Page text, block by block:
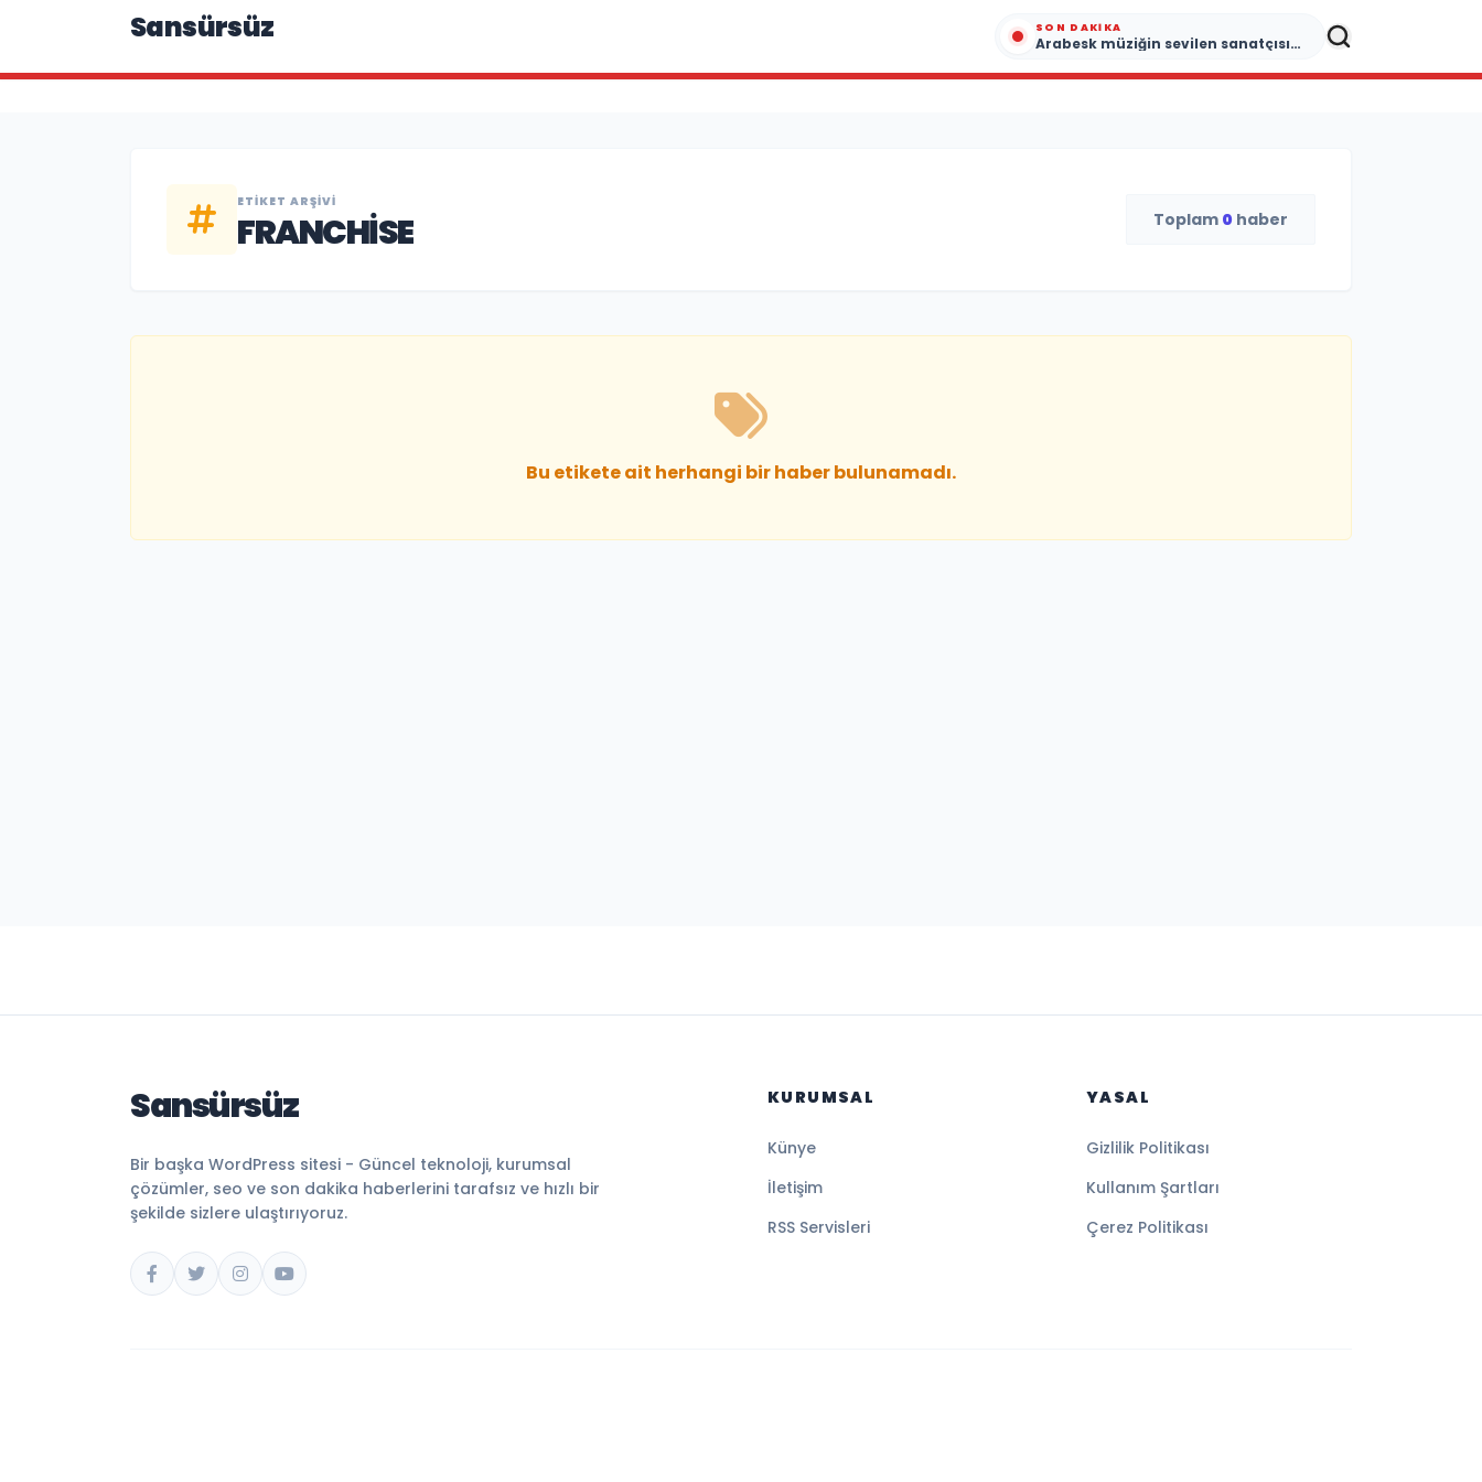
Sansürsüz SON DAKIKA
Arabesk müziğin sevilen sanatçısı Cansever 59 yaşında yaşamını yitirdi
ETIKET ARŞIVI
FRANCHISE Toplam 0 haber
Bu etikete ait herhangi bir haber bulunamadı.
Sansürsüz
Bir başka WordPress sitesi - Güncel teknoloji, kurumsal
çözümler, seo ve son dakika haberlerini tarafsız ve hızlı bir
şekilde sizlere ulaştırıyoruz.
KURUMSAL
Künye
İletişim
RSS Servisleri
YASAL
Gizlilik Politikası
Kullanım Şartları
Çerez Politikası